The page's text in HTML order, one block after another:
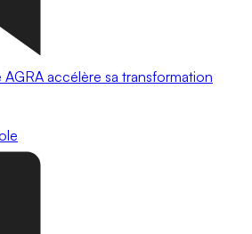
accélère sa transformation